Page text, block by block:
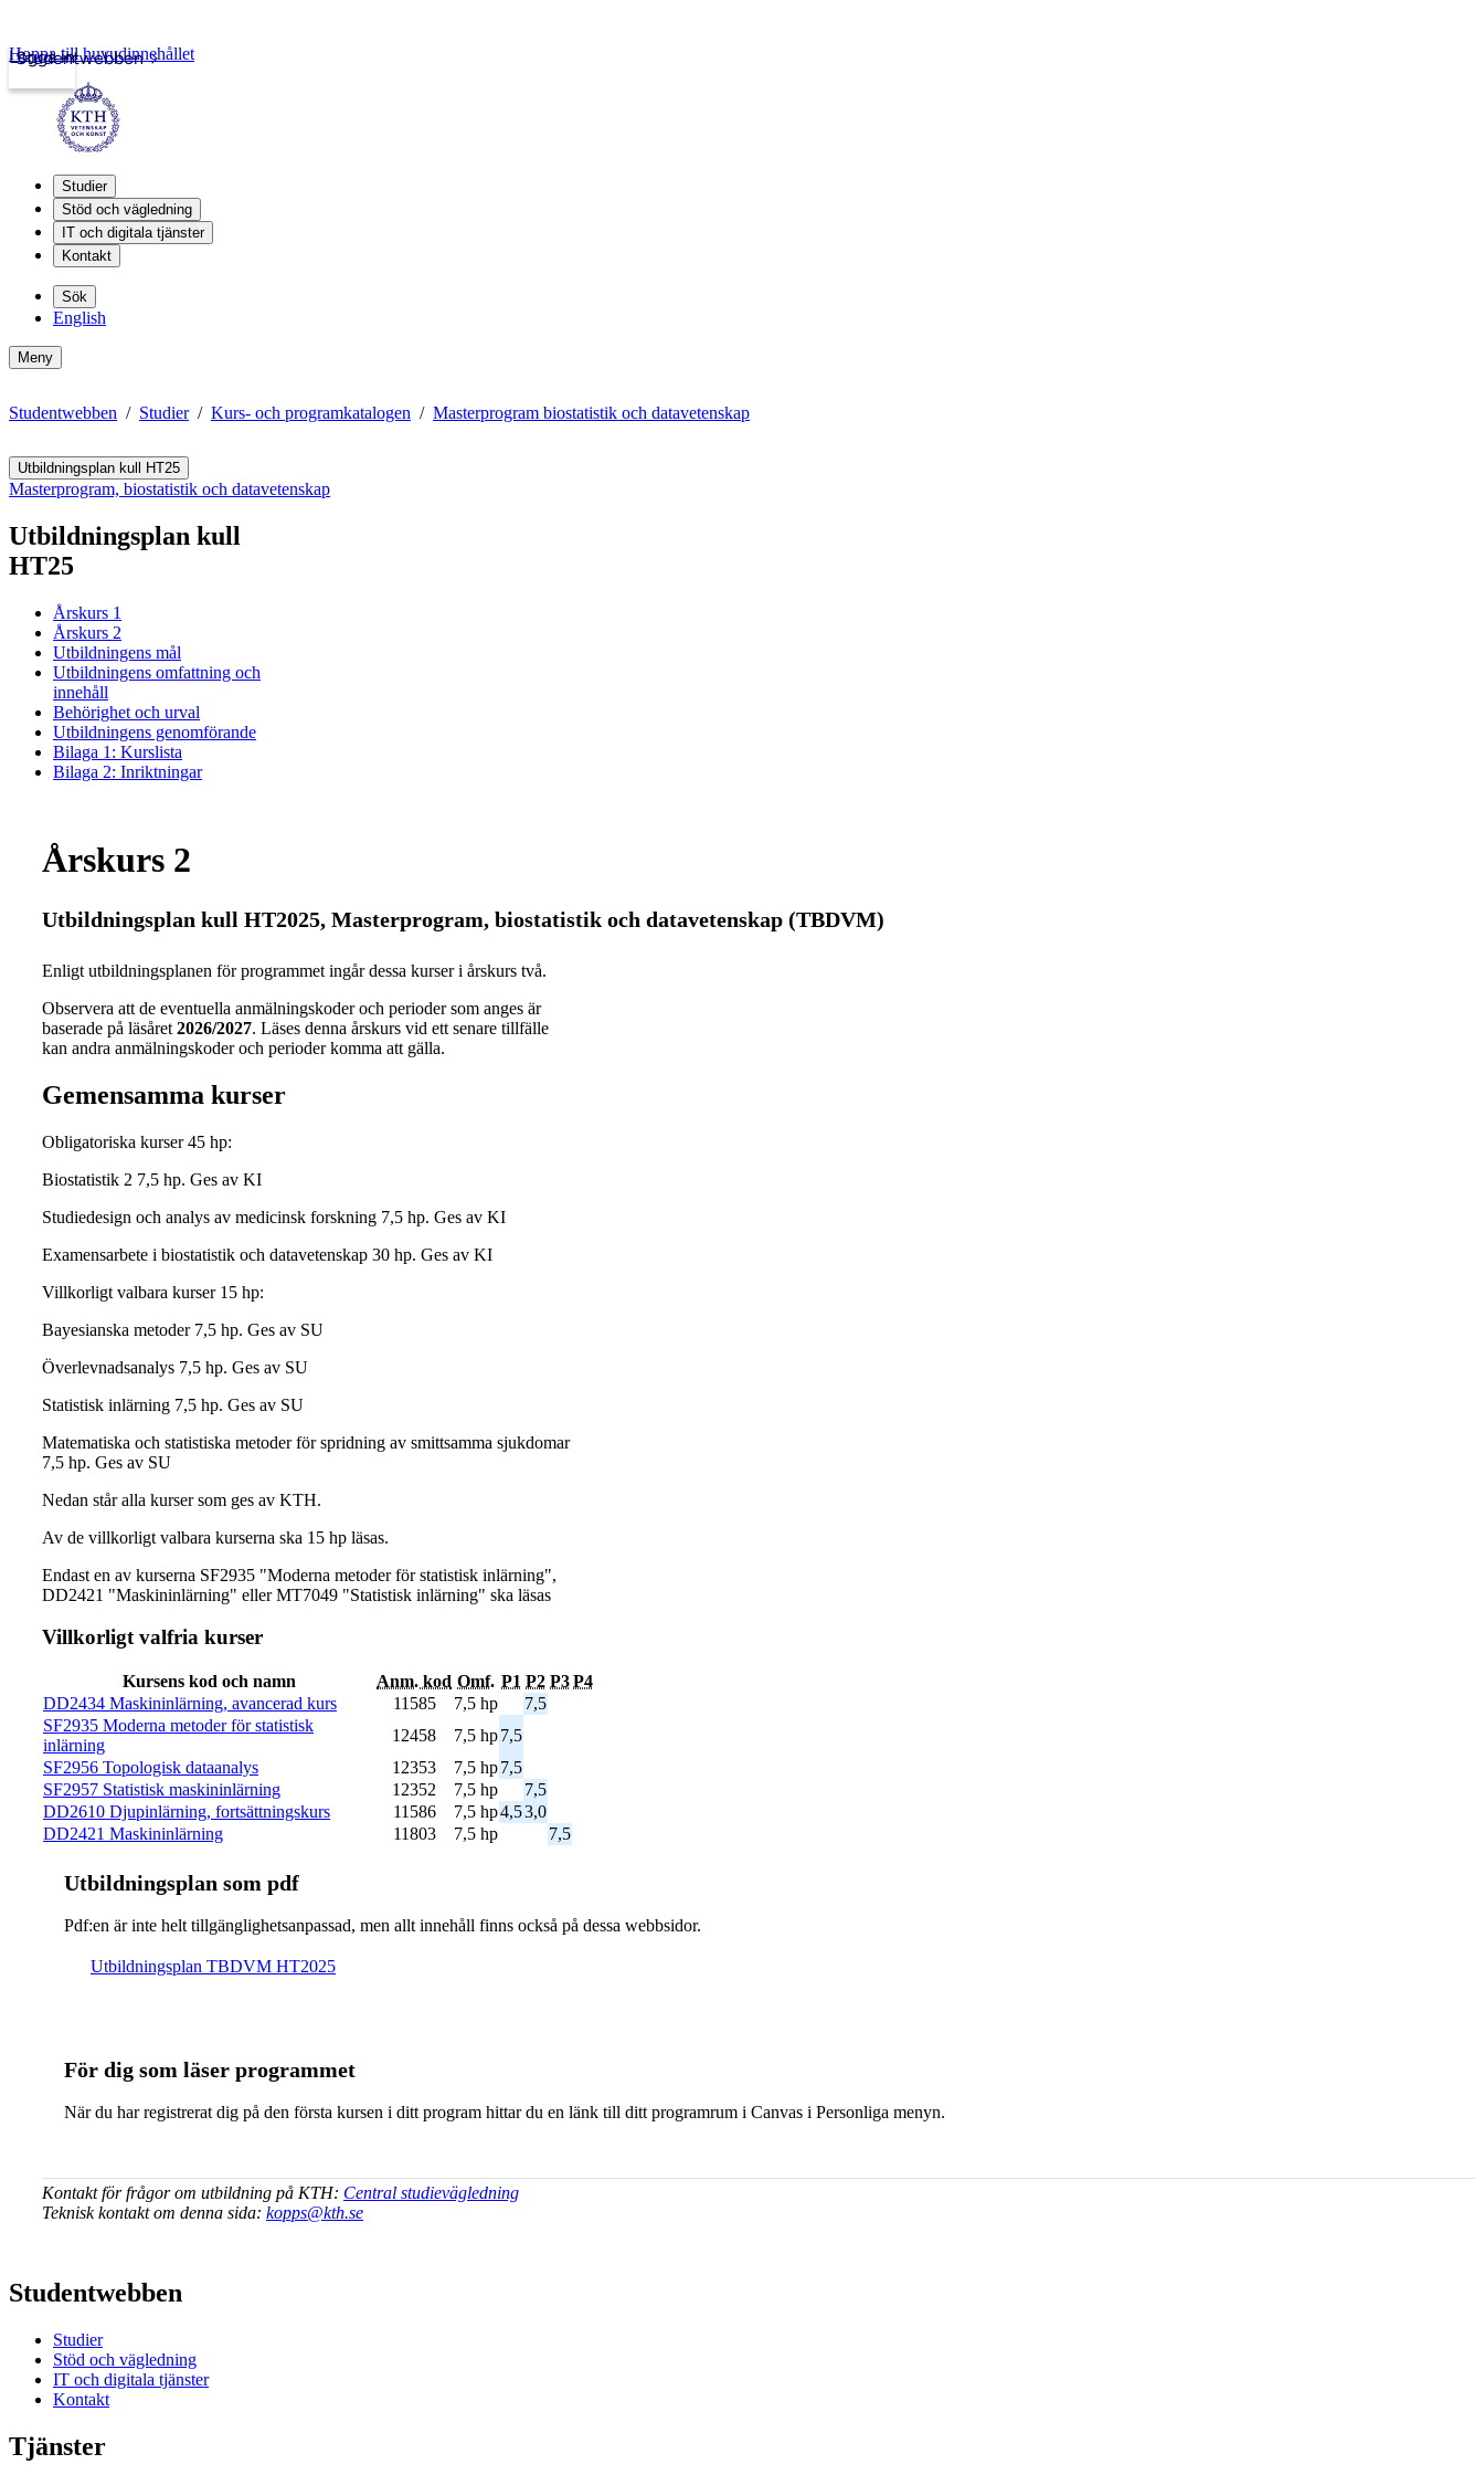
Studentwebben
Logga in
Hoppa till huvudinnehållet
Studier
Stöd och vägledning
IT och digitala tjänster
Kontakt
Sök
English
Meny
Studentwebben Studier Kurs- och programkatalogen Masterprogram biostatistik och datavetenskap
Utbildningsplan kull HT25
Masterprogram, biostatistik och datavetenskap
Utbildningsplan kull
HT25
Årskurs 1
Årskurs 2
Utbildningens mål
Utbildningens omfattning och
innehåll
Behörighet och urval
Utbildningens genomförande
Bilaga 1: Kurslista
Bilaga 2: Inriktningar
Årskurs 2
Utbildningsplan kull HT2025, Masterprogram, biostatistik och datavetenskap (TBDVM)
Enligt utbildningsplanen för programmet ingår dessa kurser i årskurs två.
Observera att de eventuella anmälningskoder och perioder som anges är
baserade på läsåret 2026/2027. Läses denna årskurs vid ett senare tillfälle
kan andra anmälningskoder och perioder komma att gälla.
Gemensamma kurser
Obligatoriska kurser 45 hp:
Biostatistik 2 7,5 hp. Ges av KI
Studiedesign och analys av medicinsk forskning 7,5 hp. Ges av KI
Examensarbete i biostatistik och datavetenskap 30 hp. Ges av KI
Villkorligt valbara kurser 15 hp:
Bayesianska metoder 7,5 hp. Ges av SU
Överlevnadsanalys 7,5 hp. Ges av SU
Statistisk inlärning 7,5 hp. Ges av SU
Matematiska och statistiska metoder för spridning av smittsamma sjukdomar
7,5 hp. Ges av SU
Nedan står alla kurser som ges av KTH.
Av de villkorligt valbara kurserna ska 15 hp läsas.
Endast en av kurserna SF2935 "Moderna metoder för statistisk inlärning",
DD2421 "Maskininlärning" eller MT7049 "Statistisk inlärning" ska läsas
Villkorligt valfria kurser
Kursens kod och namn Anm. kod Omf. P1 P2 P3P4
DD2434 Maskininlärning, avancerad kurs
11585 7,5 hp
7,5
SF2935 Moderna metoder för statistisk
inlärning
12458 7,5 hp7,5
SF2956 Topologisk dataanalys
12353 7,5 hp7,5
SF2957 Statistisk maskininlärning
12352 7,5 hp
7,5
DD2610 Djupinlärning, fortsättningskurs
11586 7,5 hp4,53,0
DD2421 Maskininlärning
11803 7,5 hp 7,5
Ut­bild­nings­plan som pdf
Pdf:en är inte helt till­gäng­lig­hets­an­pas­sad, men allt inne­håll finns också på dessa webb­sidor.
Ut­bild­nings­plan TBDVM HT2025
För dig som läser programmet
När du har registrerat dig på den första kursen i ditt program hittar du en länk till ditt programrum i Canvas i Personliga menyn.
Kontakt för frågor om utbildning på KTH: Central studievägledning
Teknisk kontakt om denna sida: kopps@kth.se
Studentwebben
Studier
Stöd och vägledning
IT och digitala tjänster
Kontakt
Tjänster